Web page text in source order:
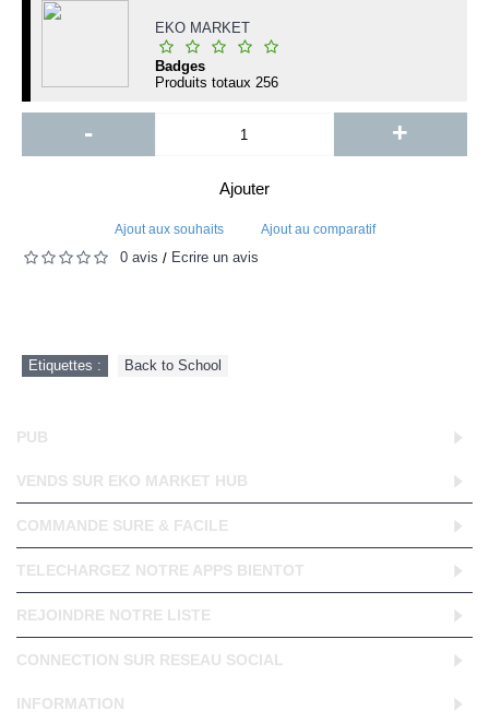
EKO MARKET
Badges
Produits totaux 256
- +
Ajouter
Ajout aux souhaits Ajout au comparatif
0 avis / Écrire un avis
Etiquettes : Back to School
PUB
VENDS SUR EKO MARKET HUB
COMMANDE SURE & FACILE
TELECHARGEZ NOTRE APPS BIENTOT
REJOINDRE NOTRE LISTE
CONNECTION SUR RESEAU SOCIAL
INFORMATION